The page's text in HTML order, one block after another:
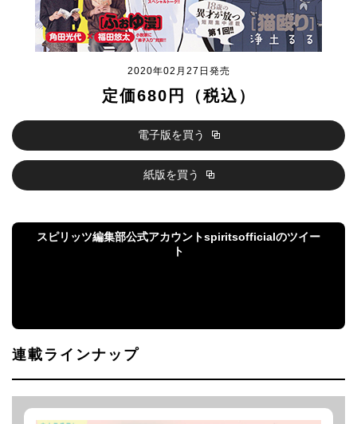
2020年02月27日発売
定価680円（税込）
電子版を買う
紙版を買う
スピリッツ編集部公式アカウントspiritsofficialのツイー
ト
連載ラインナップ